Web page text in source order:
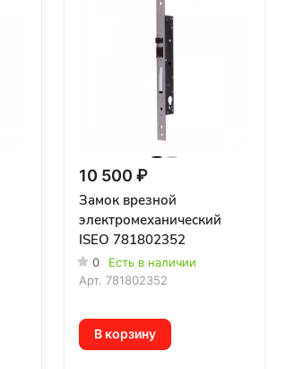
10 500 ₽
Замок врезной
электромеханический
ISEO 781802352
0
Есть в наличии
Арт. 781802352
В корзину